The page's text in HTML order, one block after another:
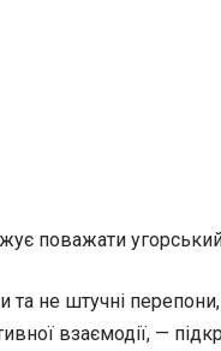
поважати
штучні перепони,
взаємодії, —